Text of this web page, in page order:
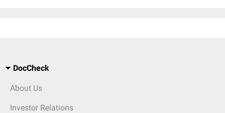
DocCheck
About Us
Investor Relations